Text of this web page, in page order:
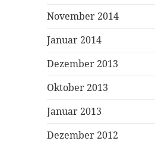
November 2014
Januar 2014
Dezember 2013
Oktober 2013
Januar 2013
Dezember 2012